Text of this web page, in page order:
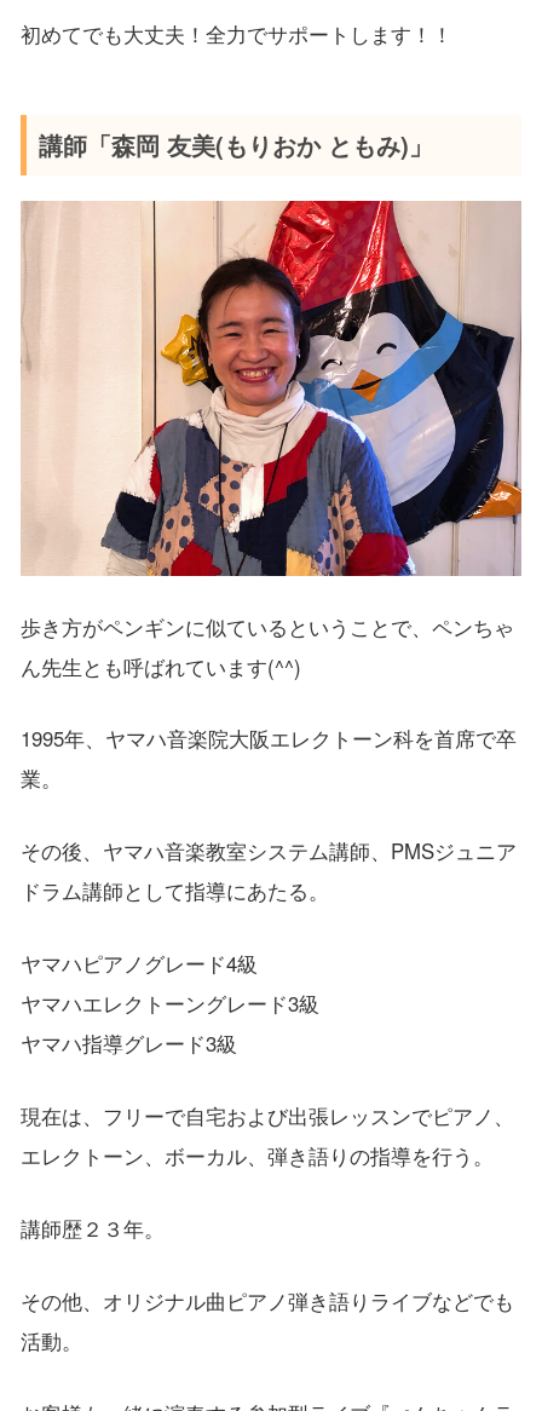
初めてでも大丈夫！全力でサポートします！！
講師「森岡 友美(もりおか ともみ)」
歩き方がペンギンに似ているということで、ペンちゃ
ん先生とも呼ばれています(^^)
1995年、ヤマハ音楽院大阪エレクトーン科を首席で卒
業。
その後、ヤマハ音楽教室システム講師、PMSジュニア
ドラム講師として指導にあたる。
ヤマハピアノグレード4級
ヤマハエレクトーングレード3級
ヤマハ指導グレード3級
現在は、フリーで自宅および出張レッスンでピアノ、
エレクトーン、ボーカル、弾き語りの指導を行う。
講師歴２３年。
その他、オリジナル曲ピアノ弾き語りライブなどでも
活動。